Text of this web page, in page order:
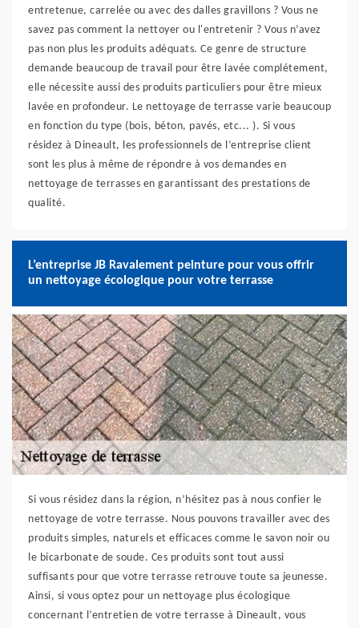
entretenue, carrelée ou avec des dalles gravillons ? Vous ne
savez pas comment la nettoyer ou l'entretenir ? Vous n’avez
pas non plus les produits adéquats. Ce genre de structure
demande beaucoup de travail pour être lavée complétement,
elle nécessite aussi des produits particuliers pour être mieux
lavée en profondeur. Le nettoyage de terrasse varie beaucoup
en fonction du type (bois, béton, pavés, etc... ). Si vous
résidez à Dineault, les professionnels de l‘entreprise client
sont les plus à même de répondre à vos demandes en
nettoyage de terrasses en garantissant des prestations de
qualité.
L’entreprise JB Ravalement peinture pour vous offrir
un nettoyage écologique pour votre terrasse
Si vous résidez dans la région, n’hésitez pas à nous confier le
nettoyage de votre terrasse. Nous pouvons travailler avec des
produits simples, naturels et efficaces comme le savon noir ou
le bicarbonate de soude. Ces produits sont tout aussi
suffisants pour que votre terrasse retrouve toute sa jeunesse.
Ainsi, si vous optez pour un nettoyage plus écologique
concernant l’entretien de votre terrasse à Dineault, vous